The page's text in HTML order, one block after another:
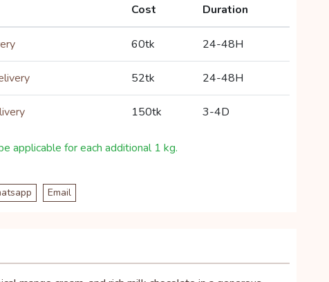
Cost Duration
60tk 24-48H
52tk 24-48H
150tk 3-4D
applicable for each additional 1 kg.
Email